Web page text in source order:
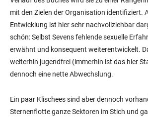
mit den Zielen der Organisation identifiziert.
Entwicklung ist hier sehr nachvollziehbar
schön: Selbst Sevens fehlende sexuelle
erwähnt und konsequent weiterentwickelt.
weiterhin jugendfrei (immerhin ist das hier
dennoch eine nette Abwechslung.
Ein paar Klischees sind aber dennoch
Sternenflotte ganze Sektoren im Stich und